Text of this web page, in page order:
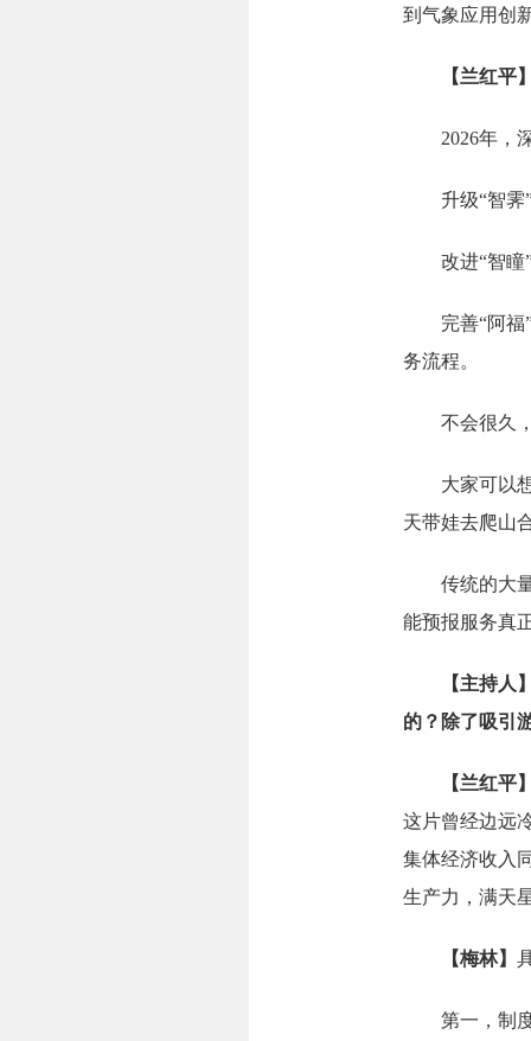
到气象应用创
【兰红平
2026年，深
升级“智
改进“智瞳”
完善“阿福”
务流程。
不会很久，
大家可以想
天带娃去爬山
传统的大量
能预报服务真
【主持人
的？除了吸引
【兰红平
这片曾经边远
集体经济收入
生产力，满天
【梅林】
第一，制